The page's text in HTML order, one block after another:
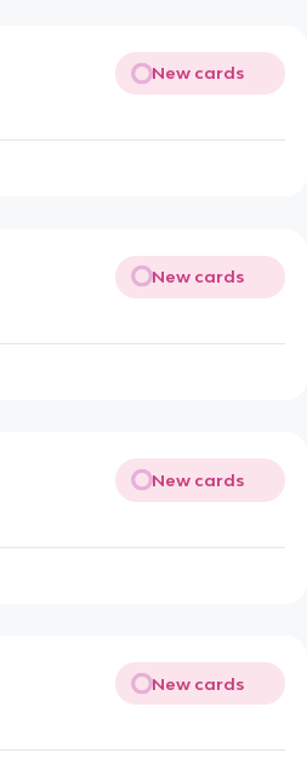
New cards
New cards
New cards
New cards